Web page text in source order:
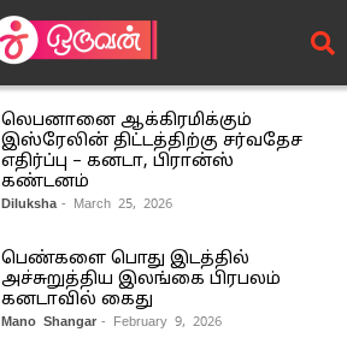
லெபனானை ஆக்கிரமிக்கும்
இஸ்ரேலின் திட்டத்திற்கு சர்வதேச
எதிர்ப்பு – கனடா, பிரான்ஸ்
கண்டனம்
Diluksha - March 25, 2026
பெண்களை பொது இடத்தில்
அச்சுறுத்திய இலங்கை பிரபலம்
கனடாவில் கைது
Mano Shangar - February 9, 2026